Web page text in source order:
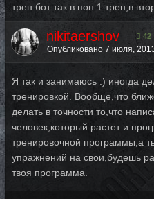
трен бот так в пон 1 трен,в
nikitaershov 42
Опубликовано 7 июля,
Я так и занимаюсь :) иногда
тренировкой. Вообще,что
делать в точности то,что
человек,который растет и
тренировочной программы,а
упражнений на свои,будешь
твоя программа.